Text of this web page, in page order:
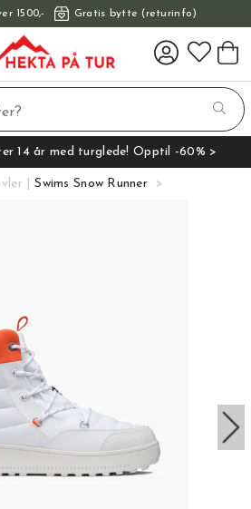
1500,- Gratis bytte (returinfo)
14 år med turglede! Opptil -60% >
Swims Snow Runner